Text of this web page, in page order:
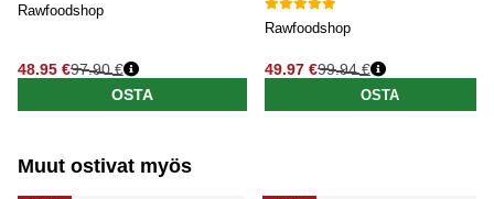
Rawfoodshop
48.95 €
Normaali hinta
97.90 €
OSTA
Rawfoodshop
49.97 €
Normaali hinta
99.94 €
OSTA
Muut ostivat myös